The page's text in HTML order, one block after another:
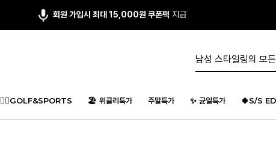
회원 가입시 최대 15,000원 쿠폰팩 지급
🏌️‍♂️GOLF&SPORTS 🏖️ 위클리특가 주말특가 ✨ 균일특가 🍀S/S